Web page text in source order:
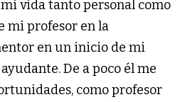
vida tanto personal como
mi profesor en la
en un inicio de mi
De a poco él me
como profesor